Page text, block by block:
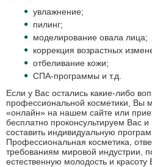
увлажнение;
пилинг;
моделирование овала лица;
коррекция возрастных
отбеливание кожи;
СПА-программы и т.д.
Если у Вас остались какие-либо
профессиональной косметики, Вы
«онлайн» на нашем сайте или
бесплатно проконсультируем Вас
составить индивидуальную
Профессиональная косметика,
требованиям мировой индустрии,
естественную молодость и